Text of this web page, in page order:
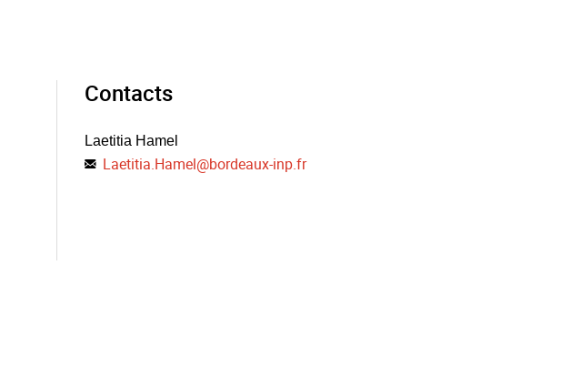
Contacts
Laetitia Hamel
Laetitia.Hamel@bordeaux-inp.fr